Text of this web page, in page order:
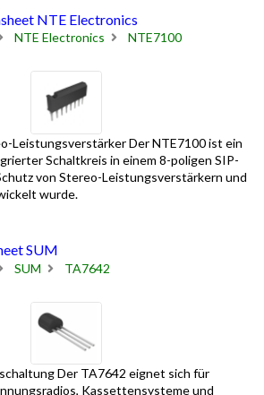
NTE Electronics
NTE Electronics NTE7100
Leistungsverstärker Der NTE7100 ist ein
Schaltkreis in einem 8-poligen SIP-
von Stereo-Leistungsverstärkern und
wurde.
SUM
SUM TA7642
Der TA7642 eignet sich für
Kassettensysteme und